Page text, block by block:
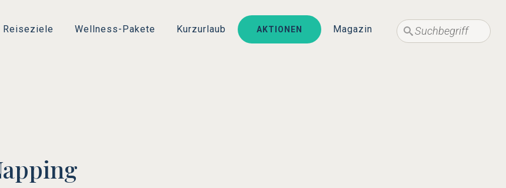
Reiseziele Wellness-Pakete Kurzurlaub AKTIONEN Magazin
Suche
Suche